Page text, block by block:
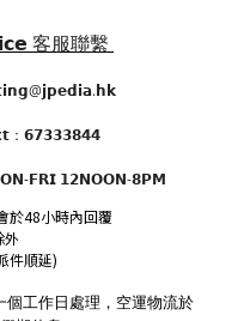
客服聯繫
：𝟲𝟳𝟯𝟯𝟯𝟴𝟰𝟰
𝗙𝗥𝗜 𝟭𝟮𝗡𝗢𝗢𝗡-𝟴𝗣𝗠
於48小時內回覆
外
件順延)
工作日處理，空運物流於